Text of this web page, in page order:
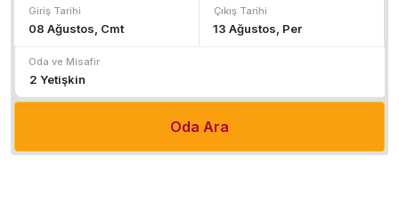
Giriş Tarihi Çıkış Tarihi
Oda ve Misafir
Oda Ara